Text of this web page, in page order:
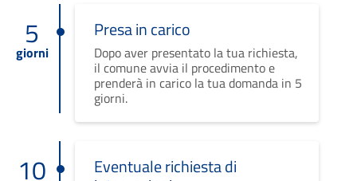
5
giorni
Presa in carico
Dopo aver presentato la tua richiesta,
il comune avvia il procedimento e
prenderà in carico la tua domanda in 5
giorni.
10 Eventuale richiesta di